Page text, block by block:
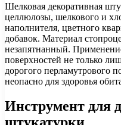
Шелковая декоративная
целлюлозы, шелкового и
наполнителя, цветного
добавок. Материал
незапятнанный.
поверхностей не только
дорогого перламутрового
неопасно для здоровья
Инструмент для